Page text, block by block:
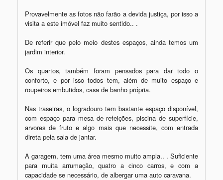
Provavelmente as fotos não farão a devida justiça, por isso a
visita a este imóvel faz muito sentido.. .
De referir que pelo meio destes espaços, ainda temos um
jardim interior.
Os quartos, também foram pensados para dar todo o
conforto, e por isso todos tem, além de muito espaço e
roupeiros embutidos, casa de banho própria.
Nas traseiras, o logradouro tem bastante espaço disponível,
com espaço para mesa de refeições, piscina de superfície,
arvores de fruto e algo mais que necessite, com entrada
direta pela sala de jantar.
A garagem, tem uma área mesmo muito ampla.. . Suficiente
para muita arrumação, quatro a cinco carros, e com a
capacidade se necessário, de albergar uma auto caravana.